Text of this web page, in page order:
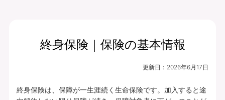
終身保険｜保険の基本情報
更新日： 2026年6月17日
終身保険は、保障が一生涯続く生命保険です。加入すると途